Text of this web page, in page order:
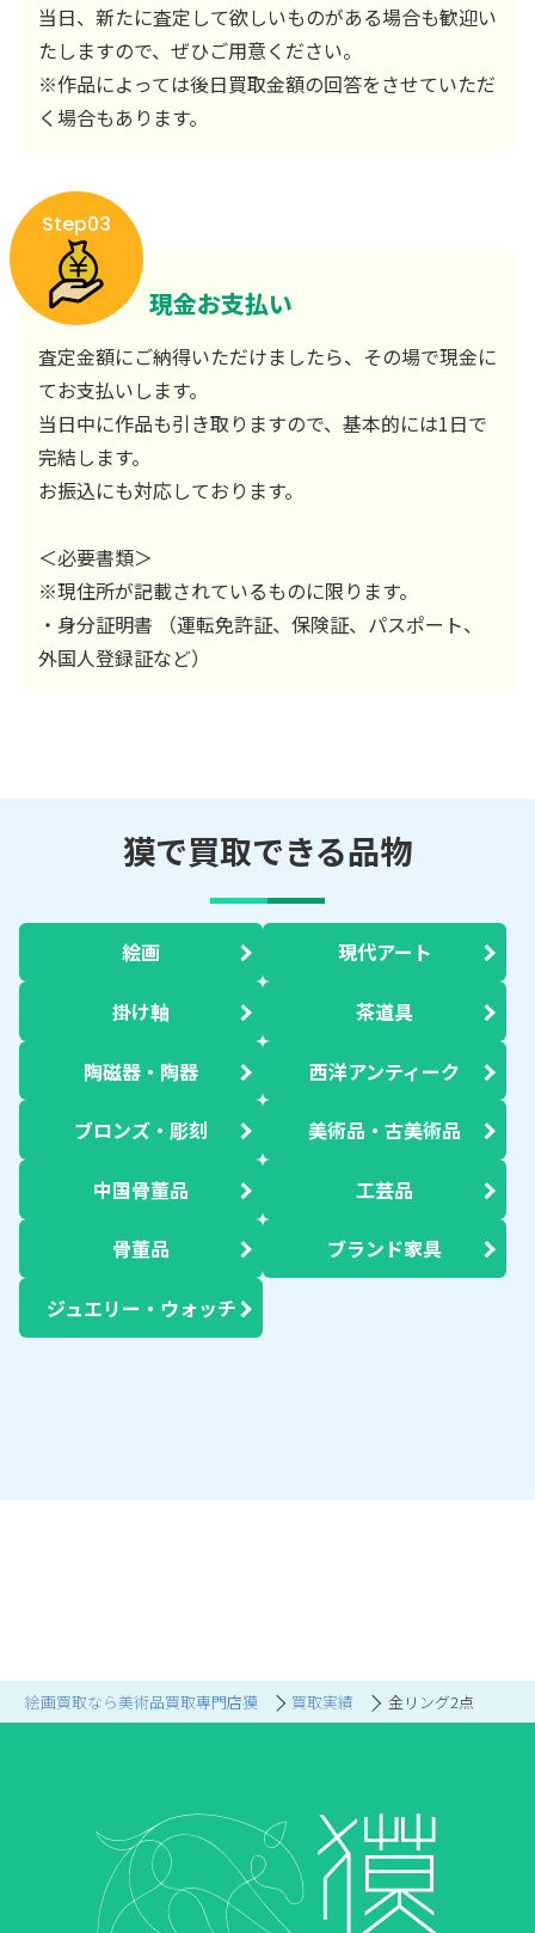
絵画買取なら美術品買取専門店獏 買取実績 金リング2点
当日、新たに査定して欲しいものがある場合も歓迎い
たしますので、ぜひご用意ください。
※作品によっては後日買取金額の回答をさせていただ
く場合もあります。
Step03
現金お支払い
査定金額にご納得いただけましたら、その場で現金に
てお支払いします。
当日中に作品も引き取りますので、基本的には1日で
完結します。
お振込にも対応しております。
＜必要書類＞
※現住所が記載されているものに限ります。
・身分証明書 （運転免許証、保険証、パスポート、
外国人登録証など）
獏で買取できる品物
絵画 現代アート
掛け軸 茶道具
陶磁器・陶器 西洋アンティーク
ブロンズ・彫刻 美術品・古美術品
中国骨董品 工芸品
骨董品 ブランド家具
ジュエリー・ウォッチ